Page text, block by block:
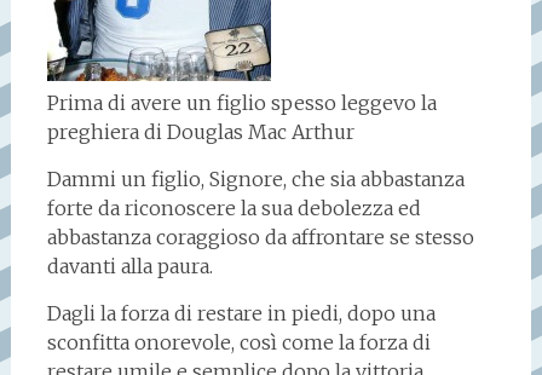
Prima di avere un figlio spesso leggevo la
preghiera di Douglas Mac Arthur
Dammi un figlio, Signore, che sia abbastanza
forte da riconoscere la sua debolezza ed
abbastanza coraggioso da affrontare se stesso
davanti alla paura.
Dagli la forza di restare in piedi, dopo una
sconfitta onorevole, così come la forza di